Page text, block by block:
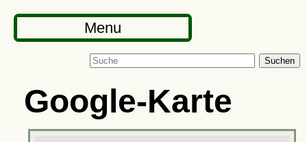
Menu
Suchen
Google-Karte